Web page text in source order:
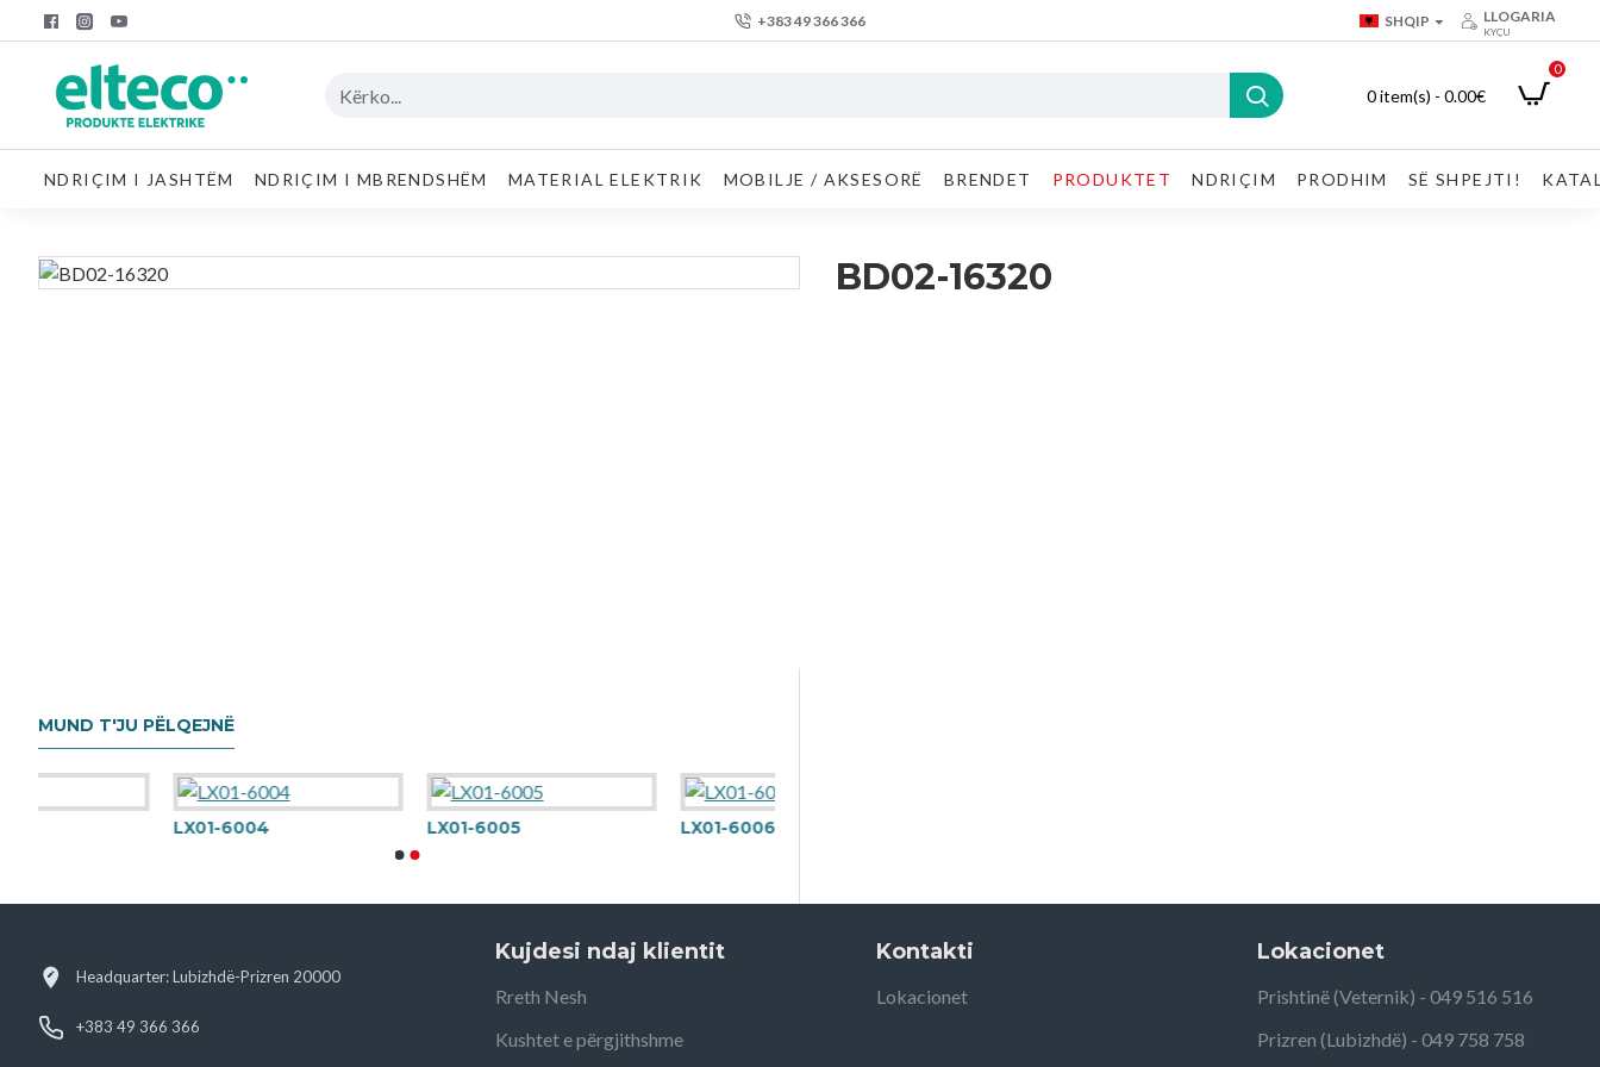
+383 49 366 366 SHQIP LLOGARIA
KYÇU
0 item(s) - 0.00€
0
NDRIÇIM I JASHTËM NDRIÇIM I MBRENDSHËM MATERIAL ELEKTRIK MOBILJE / AKSESORË BRENDET PRODUKTET NDRIÇIM PRODHIM SË SHPEJTI!
BD02-16320
MUND T'JU PËLQEJNË
Headquarter: Lubizhdë-Prizren 20000
+383 49 366 366
Kujdesi ndaj klientit
Rreth Nesh
Kushtet e përgjithshme
Kontakti
Lokacionet
Lokacionet
Prishtinë (Veternik) - 049 516 516
Prizren (Lubizhdë) - 049 758 758